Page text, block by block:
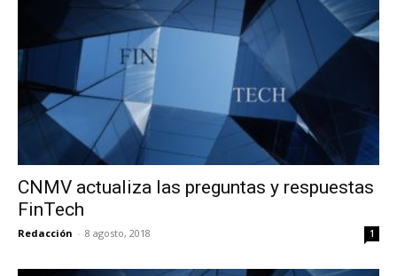
CNMV actualiza las preguntas y respuestas
FinTech
Redacción - 8 agosto, 2018 1